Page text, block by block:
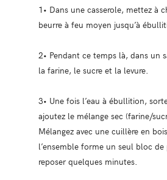
1• Dans une casserole, mettez à
beurre à feu moyen jusqu’à
2• Pendant ce temps là, dans un
la farine, le sucre et la levure.
3• Une fois l’eau à ébullition,
ajoutez le mélange sec (farine/
Mélangez avec une cuillère en
l’ensemble forme un seul bloc de
reposer quelques minutes.